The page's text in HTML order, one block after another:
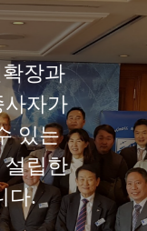
장과
사자가
있는
설립한
다.